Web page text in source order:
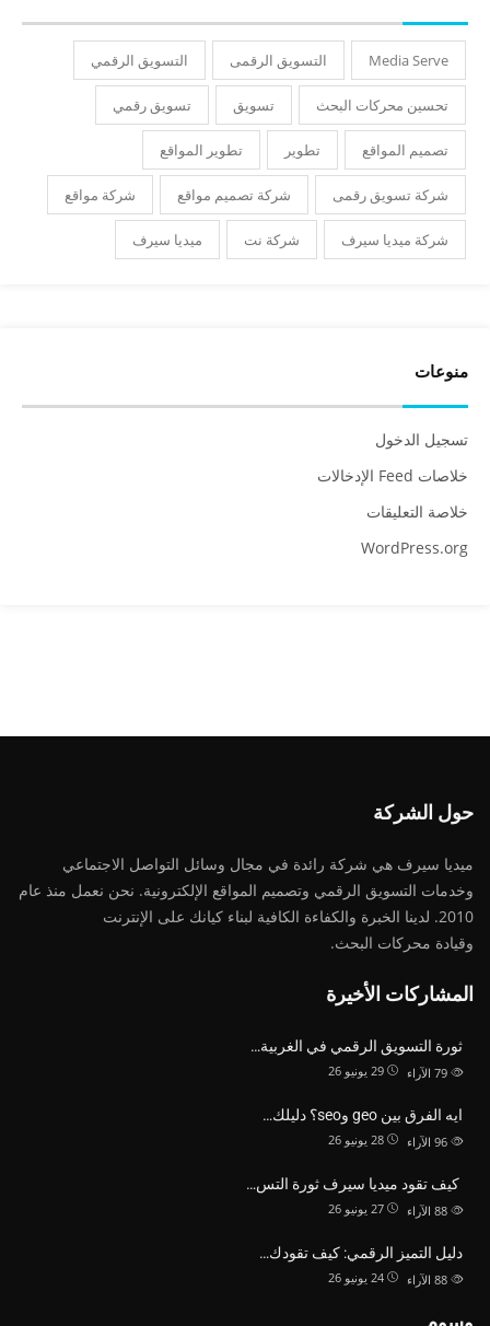
Media Serve التسويق الرقمى التسويق الرقمي
تحسين محركات البحث تسويق تسويق رقمي
تصميم المواقع تطوير تطوير المواقع
شركة تسويق رقمى شركة تصميم مواقع شركة مواقع
شركة ميديا سيرف شركة نت ميديا سيرف
منوعات
تسجيل الدخول
خلاصات Feed الإدخالات
خلاصة التعليقات
WordPress.org
حول الشركة
ميديا ​​سيرف هي شركة رائدة في مجال وسائل التواصل الاجتماعي
وخدمات التسويق الرقمي وتصميم المواقع الإلكترونية. نحن نعمل منذ عام
2010. لدينا الخبرة والكفاءة الكافية لبناء كيانك على الإنترنت
وقيادة محركات البحث.
المشاركات الأخيرة
ثورة التسويق الرقمي في الغربية…
29 يونيو 26 الآراء
ايه الفرق بين geo وseo؟ دليلك…
28 يونيو 26 الآراء
كيف تقود ميديا سيرف ثورة التس…
27 يونيو 26 الآراء
دليل التميز الرقمي: كيف تقودك…
24 يونيو 26 الآراء